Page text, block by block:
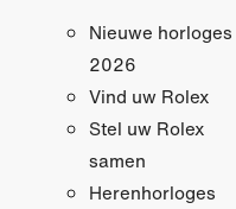
Nieuwe horloges
2026
Vind uw Rolex
Stel uw Rolex
samen
Herenhorloges